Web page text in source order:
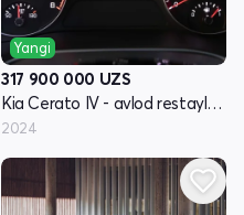
Yangi
317 900 000 UZS
Kia Cerato IV - avlod restayling
2024